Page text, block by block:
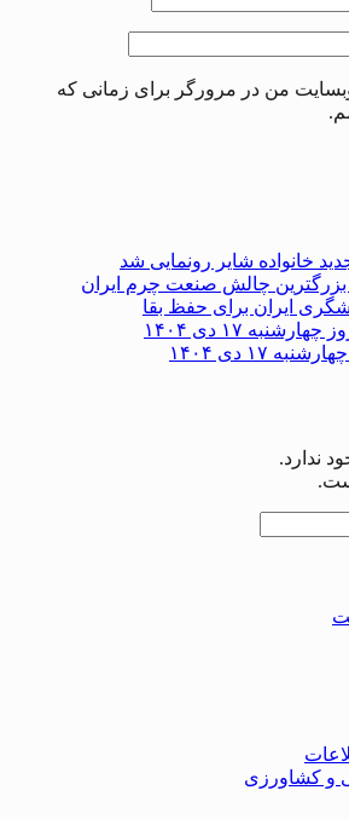
وبسایت من در مرورگر برای زمانی که
بزرگترین چالش صنعت چرم ایران
ایران برای حفظ بقا
۱۷ دی ۱۴۰۴
۱۷ دی ۱۴۰۴
ندارد.
و کشاورزی